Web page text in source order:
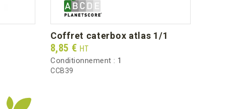
coffret caterbox atlas 1/1
Prix
8,85 € HT
Conditionnement : 1
CCB39